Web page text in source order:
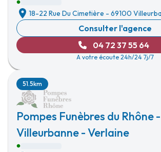
18-22 Rue Du Cimetière - 69100
Consulter l'agence
04 72 37 55 64
A votre écoute 24h/24 7j/7
Pompes Funèbres du Rhône -
Villeurbanne - Verlaine
51.5km